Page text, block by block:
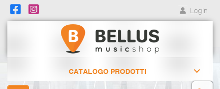
Login
CATALOGO PRODOTTI